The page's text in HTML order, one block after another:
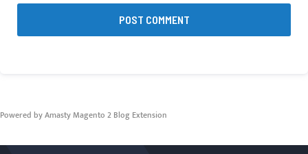
POST COMMENT
Powered by Amasty Magento 2 Blog Extension